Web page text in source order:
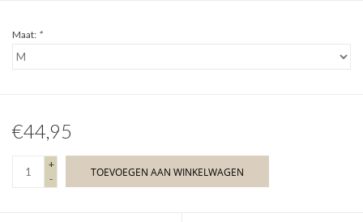
Maat: *
€44,95
+
-
TOEVOEGEN AAN WINKELWAGEN